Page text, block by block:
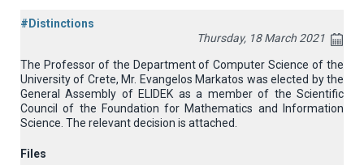
#Distinctions
Thursday, 18 March 2021
The Professor of the Department of Computer Science of the
University of Crete, Mr. Evangelos Markatos was elected by the
General Assembly of ELIDEK as a member of the Scientific
Council of the Foundation for Mathematics and Information
Science. The relevant decision is attached.
Files